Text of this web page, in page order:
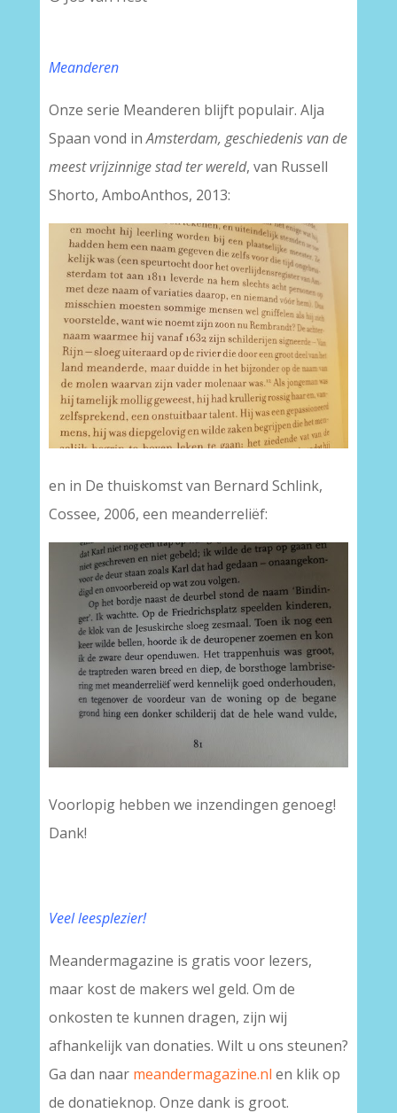
Meanderen
Onze serie Meanderen blijft populair. Alja
Spaan vond inAmsterdam, geschiedenis van de
meest vrijzinnige stad ter wereld, van Russell
Shorto, AmboAnthos, 2013:
en in De thuiskomst van Bernard Schlink,
Cossee, 2006, een meanderreliëf:
Voorlopig hebben we inzendingen genoeg!
Dank!
Veel leesplezier!
Meandermagazine is gratis voor lezers,
maar kost de makers wel geld. Om de
onkosten te kunnen dragen, zijn wij
afhankelijk van donaties. Wilt u ons steunen?
Ga dan naar meandermagazine.nl en klik op
de donatieknop. Onze dank is groot.